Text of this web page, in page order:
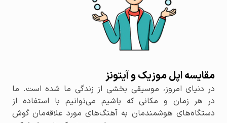
مقایسه اپل موزیک و آیتونز
در دنیای امروز، موسیقی بخشی از زندگی ما شده است. ما
در هر زمان و مکانی که باشیم می‌توانیم با استفاده از
دستگاه‌های هوشمندمان به آهنگ‌های مورد علاقه‌مان گوش